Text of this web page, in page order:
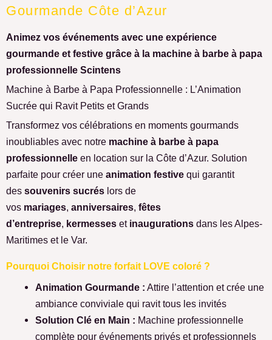
Gourmande Côte d’Azur
Animez vos événements avec une expérience
gourmande et festive grâce à la machine à barbe à papa
professionnelle Scintens
Machine à Barbe à Papa Professionnelle : L’Animation
Sucrée qui Ravit Petits et Grands
Transformez vos célébrations en moments gourmands
inoubliables avec notre machine à barbe à papa
professionnelle en location sur la Côte d’Azur. Solution
parfaite pour créer une animation festive qui garantit
des souvenirs sucrés lors de
vos mariages, anniversaires, fêtes
d’entreprise, kermesses et inaugurations dans les Alpes-
Maritimes et le Var.
Pourquoi Choisir notre forfait LOVE coloré ?
Animation Gourmande : Attire l’attention et crée une
ambiance conviviale qui ravit tous les invités
Solution Clé en Main : Machine professionnelle
complète pour événements privés et professionnels